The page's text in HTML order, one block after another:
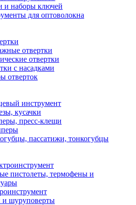
и наборы ключей
для оптоволокна
отвертки
отвертки
с насадками
отверток
инструмент
кусачки
пресс-клещи
пассатижи, тонкогубцы
пистолеты, термофены и
и шуруповерты